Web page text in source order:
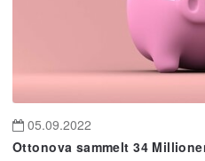
05.09.2022
Ottonova sammelt 34